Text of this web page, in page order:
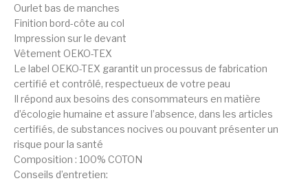
Ourlet bas de manches
Finition bord-côte au col
Impression sur le devant
Vêtement OEKO-TEX
Le label OEKO-TEX garantit un processus de fabrication
certifié et contrôlé, respectueux de votre peau
Il répond aux besoins des consommateurs en matière
d’écologie humaine et assure l’absence, dans les articles
certifiés, de substances nocives ou pouvant présenter un
risque pour la santé
Composition : 100% COTON
Conseils d’entretien: